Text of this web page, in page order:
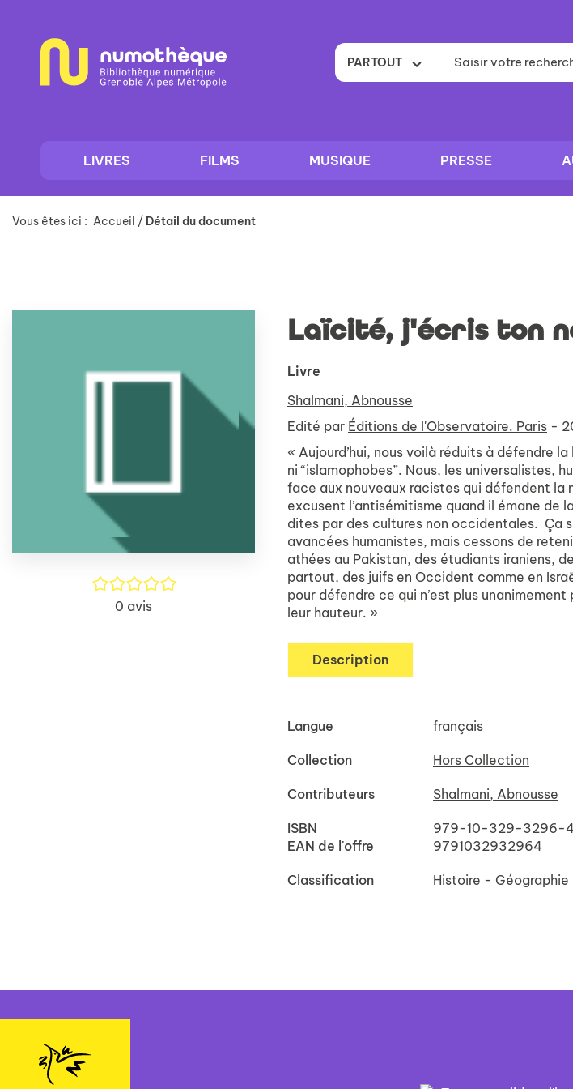
contenu
PARTOUT
LIVRES FILMS MUSIQUE PRESSE
Vous êtes ici : Accueil / Détail du document
/5
0 avis
Laïcité, j'écris ton
Livre
Shalmani, Abnousse
Edité par Éditions de l'Observatoire. Paris -
« Aujourd’hui, nous voilà réduits à défendre
ni “islamophobes”. Nous, les universalistes,
face aux nouveaux racistes qui défendent
excusent l’antisémitisme quand il émane de
dites par des cultures non occidentales. Ça
avancées humanistes, mais cessons de
athées au Pakistan, des étudiants iraniens,
partout, des juifs en Occident comme en
pour défendre ce qui n’est plus
leur hauteur. »
Description
Langue français
Collection Hors Collection
Contributeurs Shalmani, Abnousse
ISBN
979-10-329-3296-
EAN de l'offre
9791032932964
Classification Histoire - Géographie